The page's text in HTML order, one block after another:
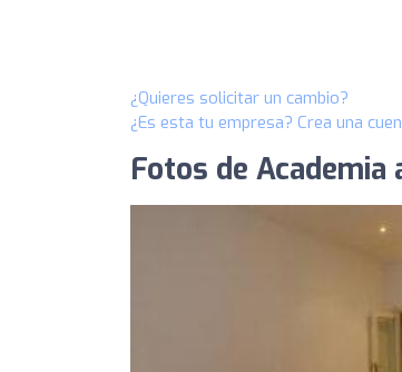
¿Quieres solicitar un cambio?
¿Es esta tu empresa? Crea una
Fotos de Academia